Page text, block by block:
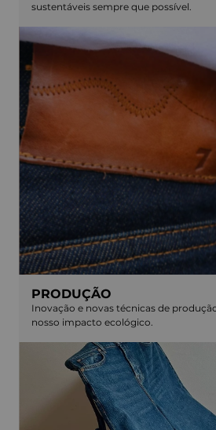
sustentáveis sempre que possível.
PRODUÇÃO
Inovação e novas técnicas de
nosso impacto ecológico.